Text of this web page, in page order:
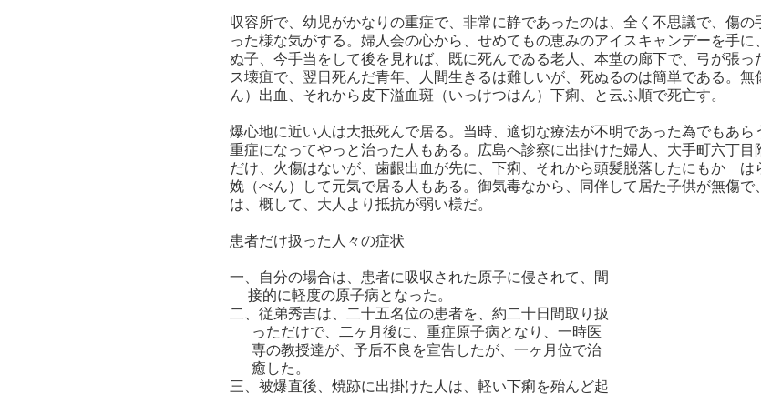
収容所で、幼児がかなりの重症で、非常に静であったのは、全く不思議で、傷
った様な気がする。婦人会の心から、せめてもの恵みのアイスキャンデーを手
ぬ子、今手当をして後を見れば、既に死んでゐる老人、本堂の廊下で、弓が張
ス壊疽で、翌日死んだ青年、人間生きるは難しいが、死ぬるのは簡単である。
ん）出血、それから皮下溢血斑（いっけつはん）下痢、と云ふ順で死亡す。
爆心地に近い人は大抵死んで居る。当時、適切な療法が不明であった為でもあら
重症になってやっと治った人もある。広島へ診察に出掛けた婦人、大手町六丁
だけ、火傷はないが、歯齦出血が先に、下痢、それから頭髪脱落したにもかゝ
娩（べん）して元気で居る人もある。御気毒なから、同伴して居た子供が無傷
は、概して、大人より抵抗が弱い様だ。
患者だけ扱った人々の症状
一、自分の場合は、患者に吸収された原子に侵されて、間
接的に軽度の原子病となった。
二、従弟秀吉は、二十五名位の患者を、約二十日間取り扱
っただけで、二ヶ月後に、重症原子病となり、一時医
専の教授達が、予后不良を宣告したが、一ヶ月位で治
癒した。
三、被爆直後、焼跡に出掛けた人は、軽い下痢を殆んど起